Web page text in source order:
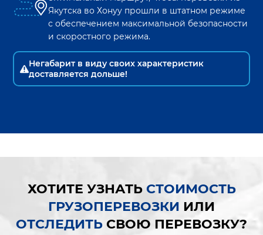
Якутска воХонуу прошли в штатном режиме
с обеспечением максимальной безопасности
и скоростного режима.
Негабарит в виду своих характеристик
доставляется дольше!
ХОТИТЕ УЗНАТЬ СТОИМОСТЬ
ГРУЗОПЕРЕВОЗКИ ИЛИ
ОТСЛЕДИТЬ СВОЮ ПЕРЕВОЗКУ?